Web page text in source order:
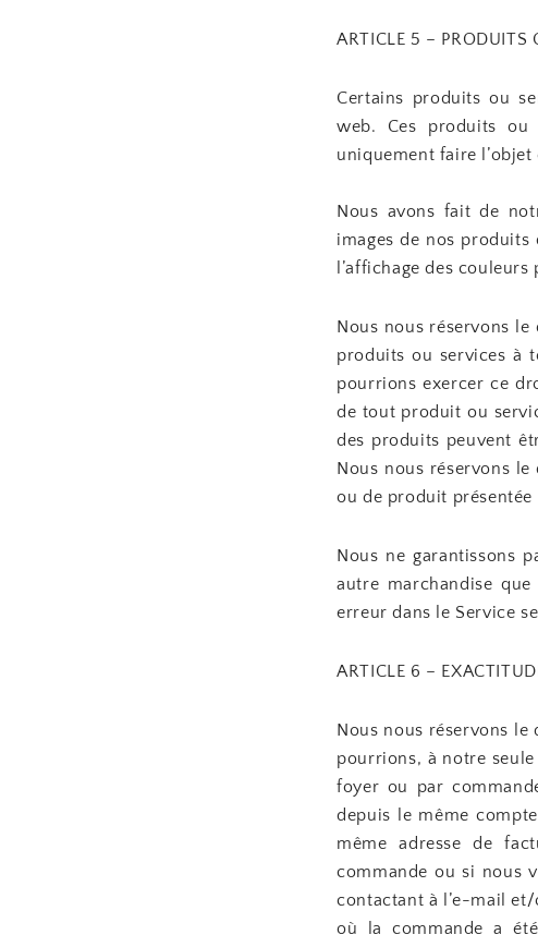
ARTICLE 5 – PRODUITS
Certains produits ou
web. Ces produits ou
uniquement faire
Nous avons fait de
images de nos
l’affichage des
Nous nous réservons
produits ou services à
pourrions exercer ce
de tout produit ou
des produits peuvent
Nous nous réservons
ou de produit
Nous ne garantissons
autre marchandise
erreur dans le Service
ARTICLE 6 –
Nous nous réservons le
pourrions, à notre
foyer ou par
depuis le même
même adresse de
commande ou si nous
contactant à l’e-mail
où la commande a